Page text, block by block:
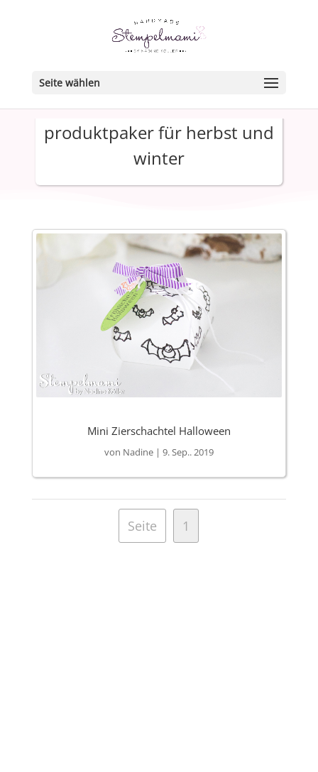
Seite wählen
produktpaker für herbst und
winter
Mini Zierschachtel Halloween
von Nadine| 9. Sep.. 2019
Seite 1